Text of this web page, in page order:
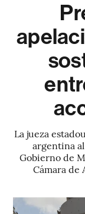
La jueza
argentina
Gobierno de
Cámara de